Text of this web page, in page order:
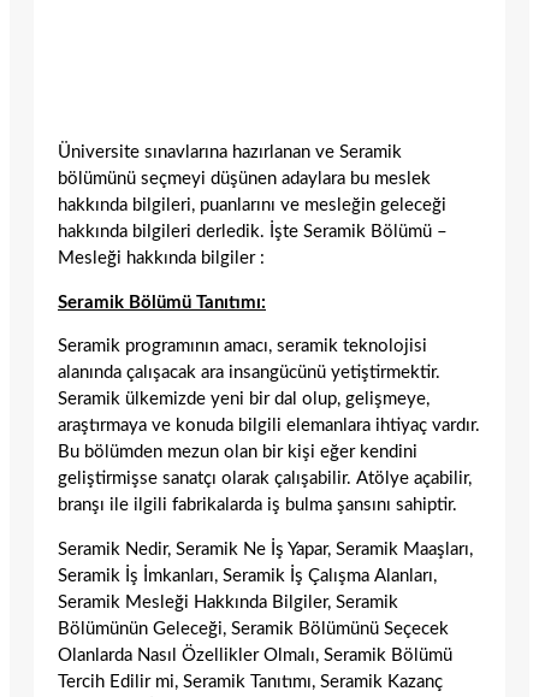
Üniversite sınavlarına hazırlanan ve Seramik
bölümünü seçmeyi düşünen adaylara bu meslek
hakkında bilgileri, puanlarını ve mesleğin geleceği
hakkında bilgileri derledik. İşte Seramik Bölümü –
Mesleği hakkında bilgiler :
Seramik Bölümü Tanıtımı:
Seramik programının amacı, seramik teknolojisi
alanında çalışacak ara insangücünü yetiştirmektir.
Seramik ülkemizde yeni bir dal olup, gelişmeye,
araştırmaya ve konuda bilgili elemanlara ihtiyaç vardır.
Bu bölümden mezun olan bir kişi eğer kendini
geliştirmişse sanatçı olarak çalışabilir. Atölye açabilir,
branşı ile ilgili fabrikalarda iş bulma şansını sahiptir.
Seramik Nedir, Seramik Ne İş Yapar, Seramik Maaşları,
Seramik İş İmkanları, Seramik İş Çalışma Alanları,
Seramik Mesleği Hakkında Bilgiler, Seramik
Bölümünün Geleceği, Seramik Bölümünü Seçecek
Olanlarda Nasıl Özellikler Olmalı, Seramik Bölümü
Tercih Edilir mi, Seramik Tanıtımı, Seramik Kazanç